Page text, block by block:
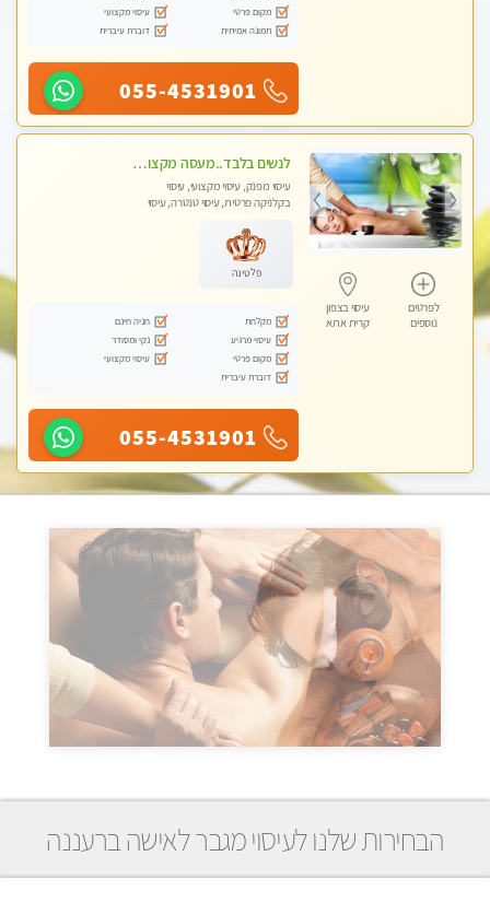
מקום פרטי
עיסוי מקצועי
תמונה אמיתית
דוברת עיברית
055-4531901
לפרטים
נוספים
עיסוי בצפון
קרית אתא
לנשים בלבד..מעסה מקצועי לנשים בלבד
עיסוי מפנק, עיסוי מקצועי, עיסוי
בקלניקה פרטית, עיסוי טנטרה, עיסוי
פלטינה
מקלחת
חניה חינם
עיסוי מרגיע
נקי ומסודר
מקום פרטי
עיסוי מקצועי
דוברת עיברית
055-4531901
הבחירות שלנו לעיסוי מגבר לאישה ברעננה